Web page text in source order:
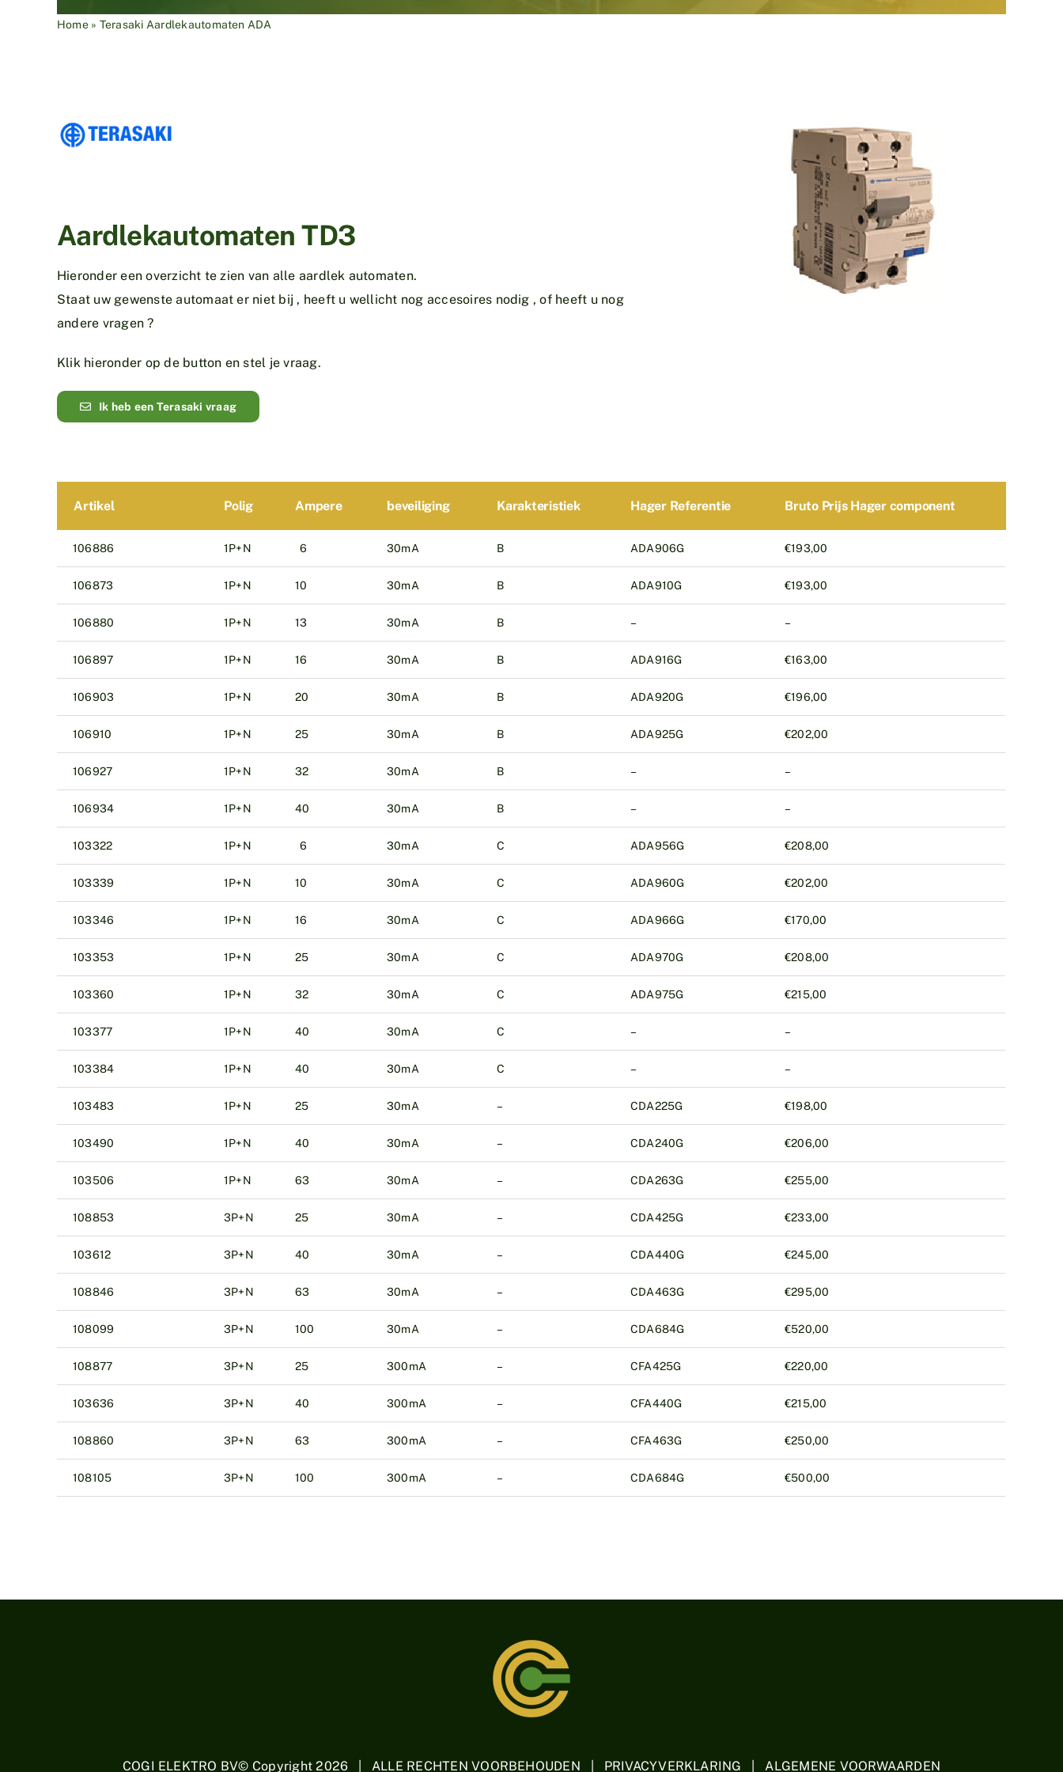
Home» Terasaki Aardlekautomaten ADA
Aardlekautomaten TD3
Hieronder een overzicht te zien van alle aardlek automaten.
Staat uw gewenste automaat er niet bij , heeft u wellicht nog accesoires nodig , of heeft u nog
andere vragen ?
Klik hieronder op de button en stel je vraag.
Ik heb een Terasaki vraag
Artikel Polig Ampere beveiliging Karakteristiek Hager Referentie Bruto Prijs Hager component
106886 1P+N 6 30mA B ADA906G €193,00
106873 1P+N 10 30mA B ADA910G €193,00
106880 1P+N 13 30mA B – –
106897 1P+N 16 30mA B ADA916G €163,00
106903 1P+N 20 30mA B ADA920G €196,00
106910 1P+N 25 30mA B ADA925G €202,00
106927 1P+N 32 30mA B – –
106934 1P+N 40 30mA B – –
103322 1P+N 6 30mA C ADA956G €208,00
103339 1P+N 10 30mA C ADA960G €202,00
103346 1P+N 16 30mA C ADA966G €170,00
103353 1P+N 25 30mA C ADA970G €208,00
103360 1P+N 32 30mA C ADA975G €215,00
103377 1P+N 40 30mA C – –
103384 1P+N 40 30mA C – –
103483 1P+N 25 30mA – CDA225G €198,00
103490 1P+N 40 30mA – CDA240G €206,00
103506 1P+N 63 30mA – CDA263G €255,00
108853 3P+N 25 30mA – CDA425G €233,00
103612 3P+N 40 30mA – CDA440G €245,00
108846 3P+N 63 30mA – CDA463G €295,00
108099 3P+N 100 30mA – CDA684G €520,00
108877 3P+N 25 300mA – CFA425G €220,00
103636 3P+N 40 300mA – CFA440G €215,00
108860 3P+N 63 300mA – CFA463G €250,00
108105 3P+N 100 300mA – CDA684G €500,00
COGI ELEKTRO BV© Copyright2026 | ALLE RECHTEN VOORBEHOUDEN | PRIVACYVERKLARING | ALGEMENE VOORWAARDEN